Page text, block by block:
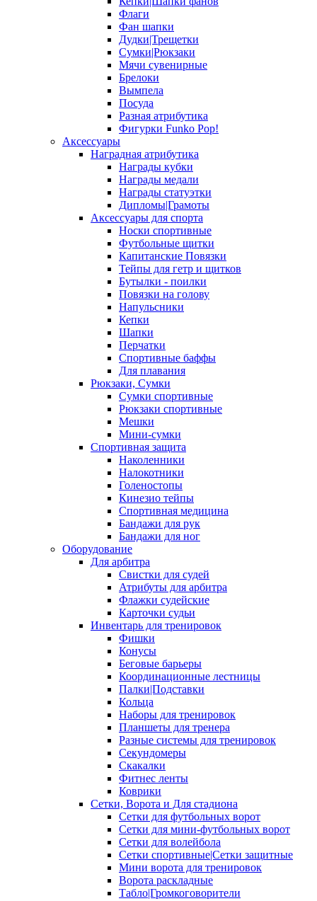
Флаги
Фан шапки
Дудки|Трещетки
Сумки|Рюкзаки
Мячи сувенирные
Брелоки
Вымпела
Посуда
Разная атрибутика
Фигурки Funko Pop!
Аксессуары
Наградная атрибутика
Награды кубки
Награды медали
Награды статуэтки
Дипломы|Грамоты
Аксессуары для спорта
Носки спортивные
Футбольные щитки
Капитанские Повязки
Тейпы для гетр и щитков
Бутылки - поилки
Повязки на голову
Напульсники
Кепки
Шапки
Перчатки
Спортивные баффы
Для плавания
Рюкзаки, Сумки
Сумки спортивные
Рюкзаки спортивные
Мешки
Мини-сумки
Спортивная защита
Наколенники
Налокотники
Голеностопы
Кинезио тейпы
Спортивная медицина
Бандажи для рук
Бандажи для ног
Оборудование
Для арбитра
Свистки для судей
Атрибуты для арбитра
Флажки судейские
Карточки судьи
Инвентарь для тренировок
Фишки
Конусы
Беговые барьеры
Координационные лестницы
Палки|Подставки
Кольца
Наборы для тренировок
Планшеты для тренера
Разные системы для тренировок
Секундомеры
Скакалки
Фитнес ленты
Коврики
Сетки, Ворота и Для стадиона
Сетки для футбольных ворот
Сетки для мини-футбольных ворот
Сетки для волейбола
Сетки спортивные|Сетки защитные
Мини ворота для тренировок
Ворота раскладные
Табло|Громкоговорители